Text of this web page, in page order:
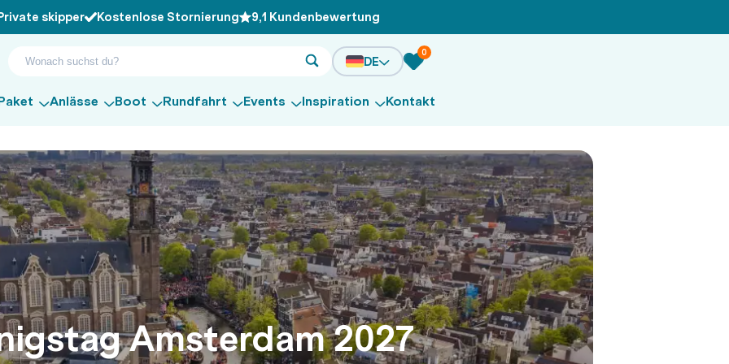
skipper Kostenlose Stornierung 9,1 Kundenbewertung
DE
0
Anlässe Boot Rundfahrt Events Inspiration Kontakt
Amsterdam 2027